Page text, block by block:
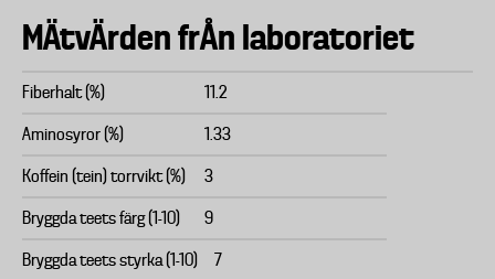
MÄtvÄrden frÅn laboratoriet
Fiberhalt (%) 11.2
Aminosyror (%) 1.33
Koffein (tein) torrvikt (%) 3
Bryggda teets färg (1-10) 9
Bryggda teets styrka (1-10) 7